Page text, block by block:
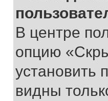
В центре
опцию
установить
видны